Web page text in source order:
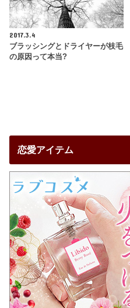
2017.3.4
ブラッシングとドライヤーが枝毛
の原因って本当?
恋愛アイテム